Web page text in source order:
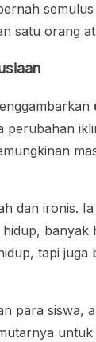
satu orang
perubahan
dan ironis.
banyak
tapi juga
para siswa,